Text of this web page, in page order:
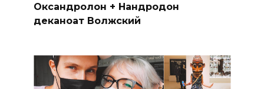
Оксандролон + Нандродон
деканоат Волжский